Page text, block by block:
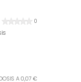
0
A 0,07 €